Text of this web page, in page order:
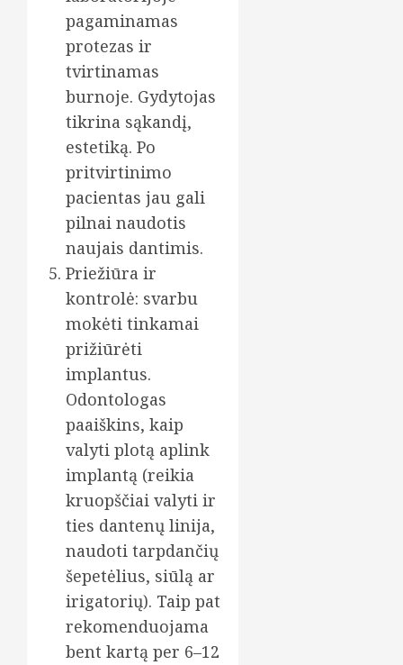
pagaminamas
protezas ir
tvirtinamas
burnoje. Gydytojas
tikrina sąkandį,
estetiką. Po
pritvirtinimo
pacientas jau gali
pilnai naudotis
naujais dantimis.
Priežiūra ir
kontrolė: svarbu
mokėti tinkamai
prižiūrėti
implantus.
Odontologas
paaiškins, kaip
valyti plotą aplink
implantą (reikia
kruopščiai valyti ir
ties dantenų linija,
naudoti tarpdančių
šepetėlius, siūlą ar
irigatorių). Taip pat
rekomenduojama
bent kartą per 6–12